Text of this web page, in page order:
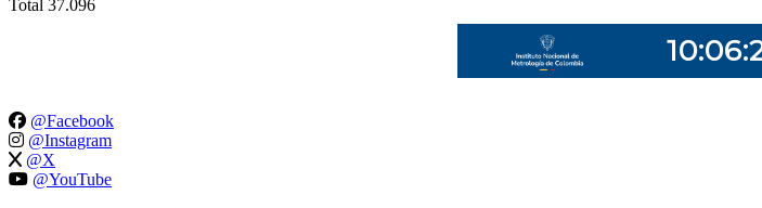
Total 37.096
@Facebook
@Instagram
@X
@YouTube